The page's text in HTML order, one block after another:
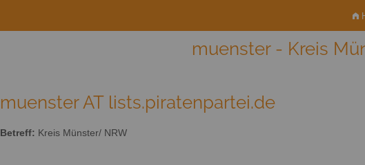
muenster - Kreis
muenster AT lists.piratenpartei.de
Betreff: Kreis Münster/ NRW